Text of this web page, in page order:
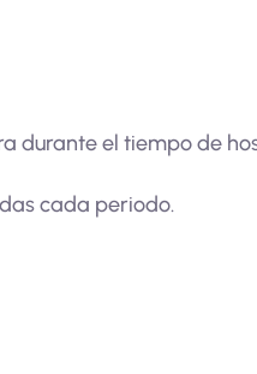
durante el tiempo de
cada periodo.